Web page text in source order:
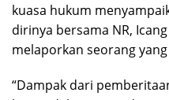
kuasa hukum
dirinya bersama NR,
melaporkan seorang
“Dampak dari